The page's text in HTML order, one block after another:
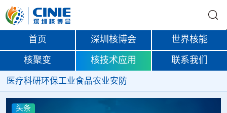
首页 深圳核博会 世界核能
核聚变 核技术应用 联系我们
医疗科研环保工业食品农业安防
头条